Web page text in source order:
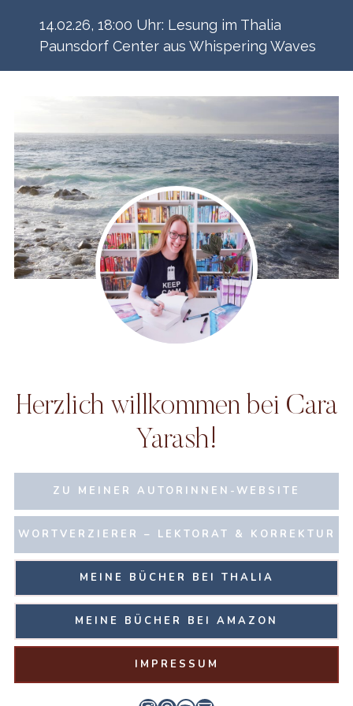
springen
14.02.26, 18:00 Uhr: Lesung im Thalia
Paunsdorf Center aus Whispering Waves
Herzlich willkommen bei Cara
Yarash!
ZU MEINER AUTORINNEN-WEBSITE
WORTVERZIERER – LEKTORAT & KORREKTUR
MEINE BÜCHER BEI THALIA
MEINE BÜCHER BEI AMAZON
IMPRESSUM